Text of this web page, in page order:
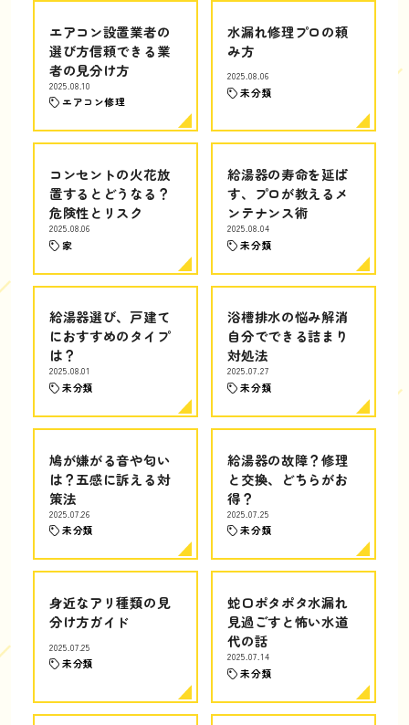
エアコン設置業者の
選び方信頼できる業
者の見分け方
2025.08.10
エアコン修理
水漏れ修理プロの頼
み方
2025.08.06
未分類
コンセントの火花放
置するとどうなる？
危険性とリスク
2025.08.06
家
給湯器の寿命を延ば
す、プロが教えるメ
ンテナンス術
2025.08.04
未分類
給湯器選び、戸建て
におすすめのタイプ
は？
2025.08.01
未分類
浴槽排水の悩み解消
自分でできる詰まり
対処法
2025.07.27
未分類
鳩が嫌がる音や匂い
は？五感に訴える対
策法
2025.07.26
未分類
給湯器の故障？修理
と交換、どちらがお
得？
2025.07.25
未分類
身近なアリ種類の見
分け方ガイド
2025.07.25
未分類
蛇口ポタポタ水漏れ
見過ごすと怖い水道
代の話
2025.07.14
未分類